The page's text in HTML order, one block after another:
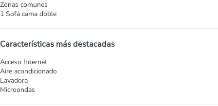
Zonas comunes
1 Sofá cama doble
Características más destacadas
Acceso Internet
Aire acondicionado
Lavadora
Microondas